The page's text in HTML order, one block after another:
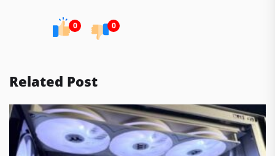
0 0
Related Post